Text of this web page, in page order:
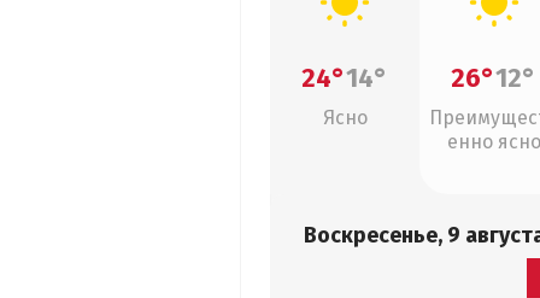
24°14°
Ясно
26°12°
енно ясно
Воскресенье, 9